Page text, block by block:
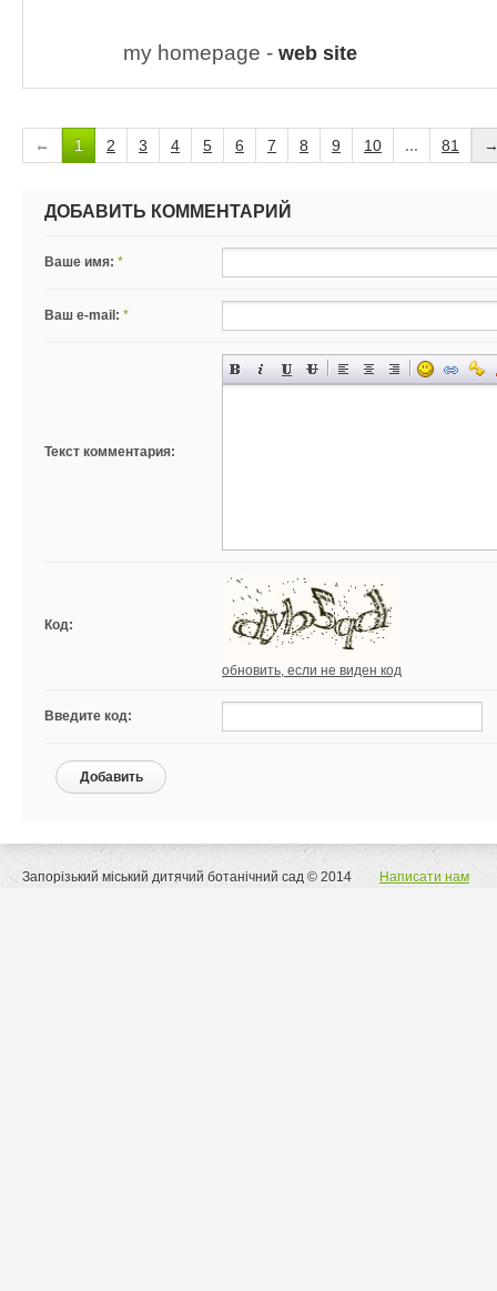
my homepage - web site
← 1 2 3 4 5 6 7 8 9 10 ... 81
ДОБАВИТЬ КОММЕНТАРИЙ
Ваше имя: *
Ваш e-mail: *
Текст комментария:
Код:
обновить, если не виден код
Введите код:
Добавить
Запорізький міський дитячий ботанічний сад © 2014 Написати нам